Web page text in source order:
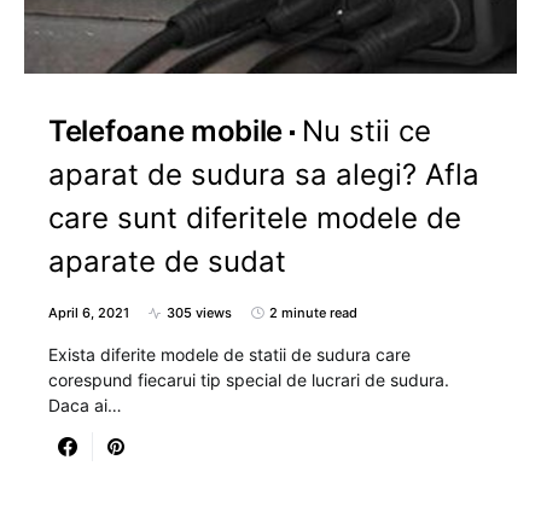
Telefoane mobile
Nu stii ce
aparat de sudura sa alegi? Afla
care sunt diferitele modele de
aparate de sudat
April 6, 2021 305 views 2 minute read
Exista diferite modele de statii de sudura care
corespund fiecarui tip special de lucrari de sudura.
Daca ai…